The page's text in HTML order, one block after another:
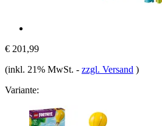
€ 201,99
(inkl. 21% MwSt. - zzgl. Versand )
Variante: